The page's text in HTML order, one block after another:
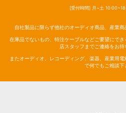
[受付時間] 月~土
自社製品に限らず他社のオーディオ商品、産業
在庫品でないもの、特注ケーブルなどご要望にで
店スタッフまでご連絡をお待
またオーディオ、レコーディング、楽器、産業用
で何でもご相談下